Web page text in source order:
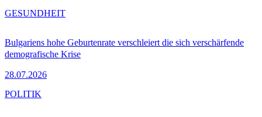
Bulgariens hohe Geburtenrate verschleiert die sich verschärfende
demografische Krise
28.07.2026
GESUNDHEIT
POLITIK